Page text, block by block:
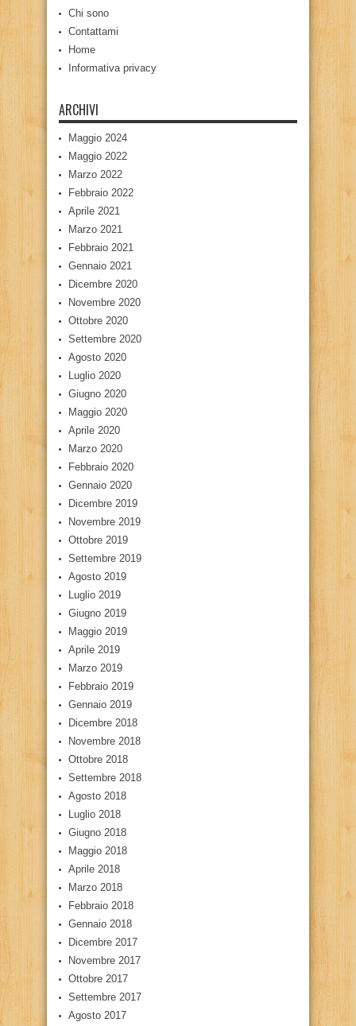
Chi sono
Contattami
Home
Informativa privacy
ARCHIVI
Maggio 2024
Maggio 2022
Marzo 2022
Febbraio 2022
Aprile 2021
Marzo 2021
Febbraio 2021
Gennaio 2021
Dicembre 2020
Novembre 2020
Ottobre 2020
Settembre 2020
Agosto 2020
Luglio 2020
Giugno 2020
Maggio 2020
Aprile 2020
Marzo 2020
Febbraio 2020
Gennaio 2020
Dicembre 2019
Novembre 2019
Ottobre 2019
Settembre 2019
Agosto 2019
Luglio 2019
Giugno 2019
Maggio 2019
Aprile 2019
Marzo 2019
Febbraio 2019
Gennaio 2019
Dicembre 2018
Novembre 2018
Ottobre 2018
Settembre 2018
Agosto 2018
Luglio 2018
Giugno 2018
Maggio 2018
Aprile 2018
Marzo 2018
Febbraio 2018
Gennaio 2018
Dicembre 2017
Novembre 2017
Ottobre 2017
Settembre 2017
Agosto 2017